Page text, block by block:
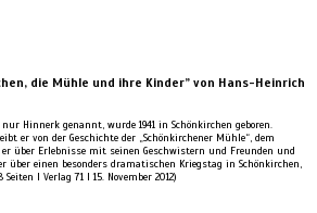
die Mühle und ihre Kinder” von Hans-Heinrich
Hinnerk genannt, wurde 1941 in Schönkirchen geboren.
er von der Geschichte der „Schönkirchener Mühle“, dem
über Erlebnisse mit seinen Geschwistern und Freunden und
über einen besonders dramatischen Kriegstag in Schönkirchen,
I Verlag 71 I 15. November 2012)